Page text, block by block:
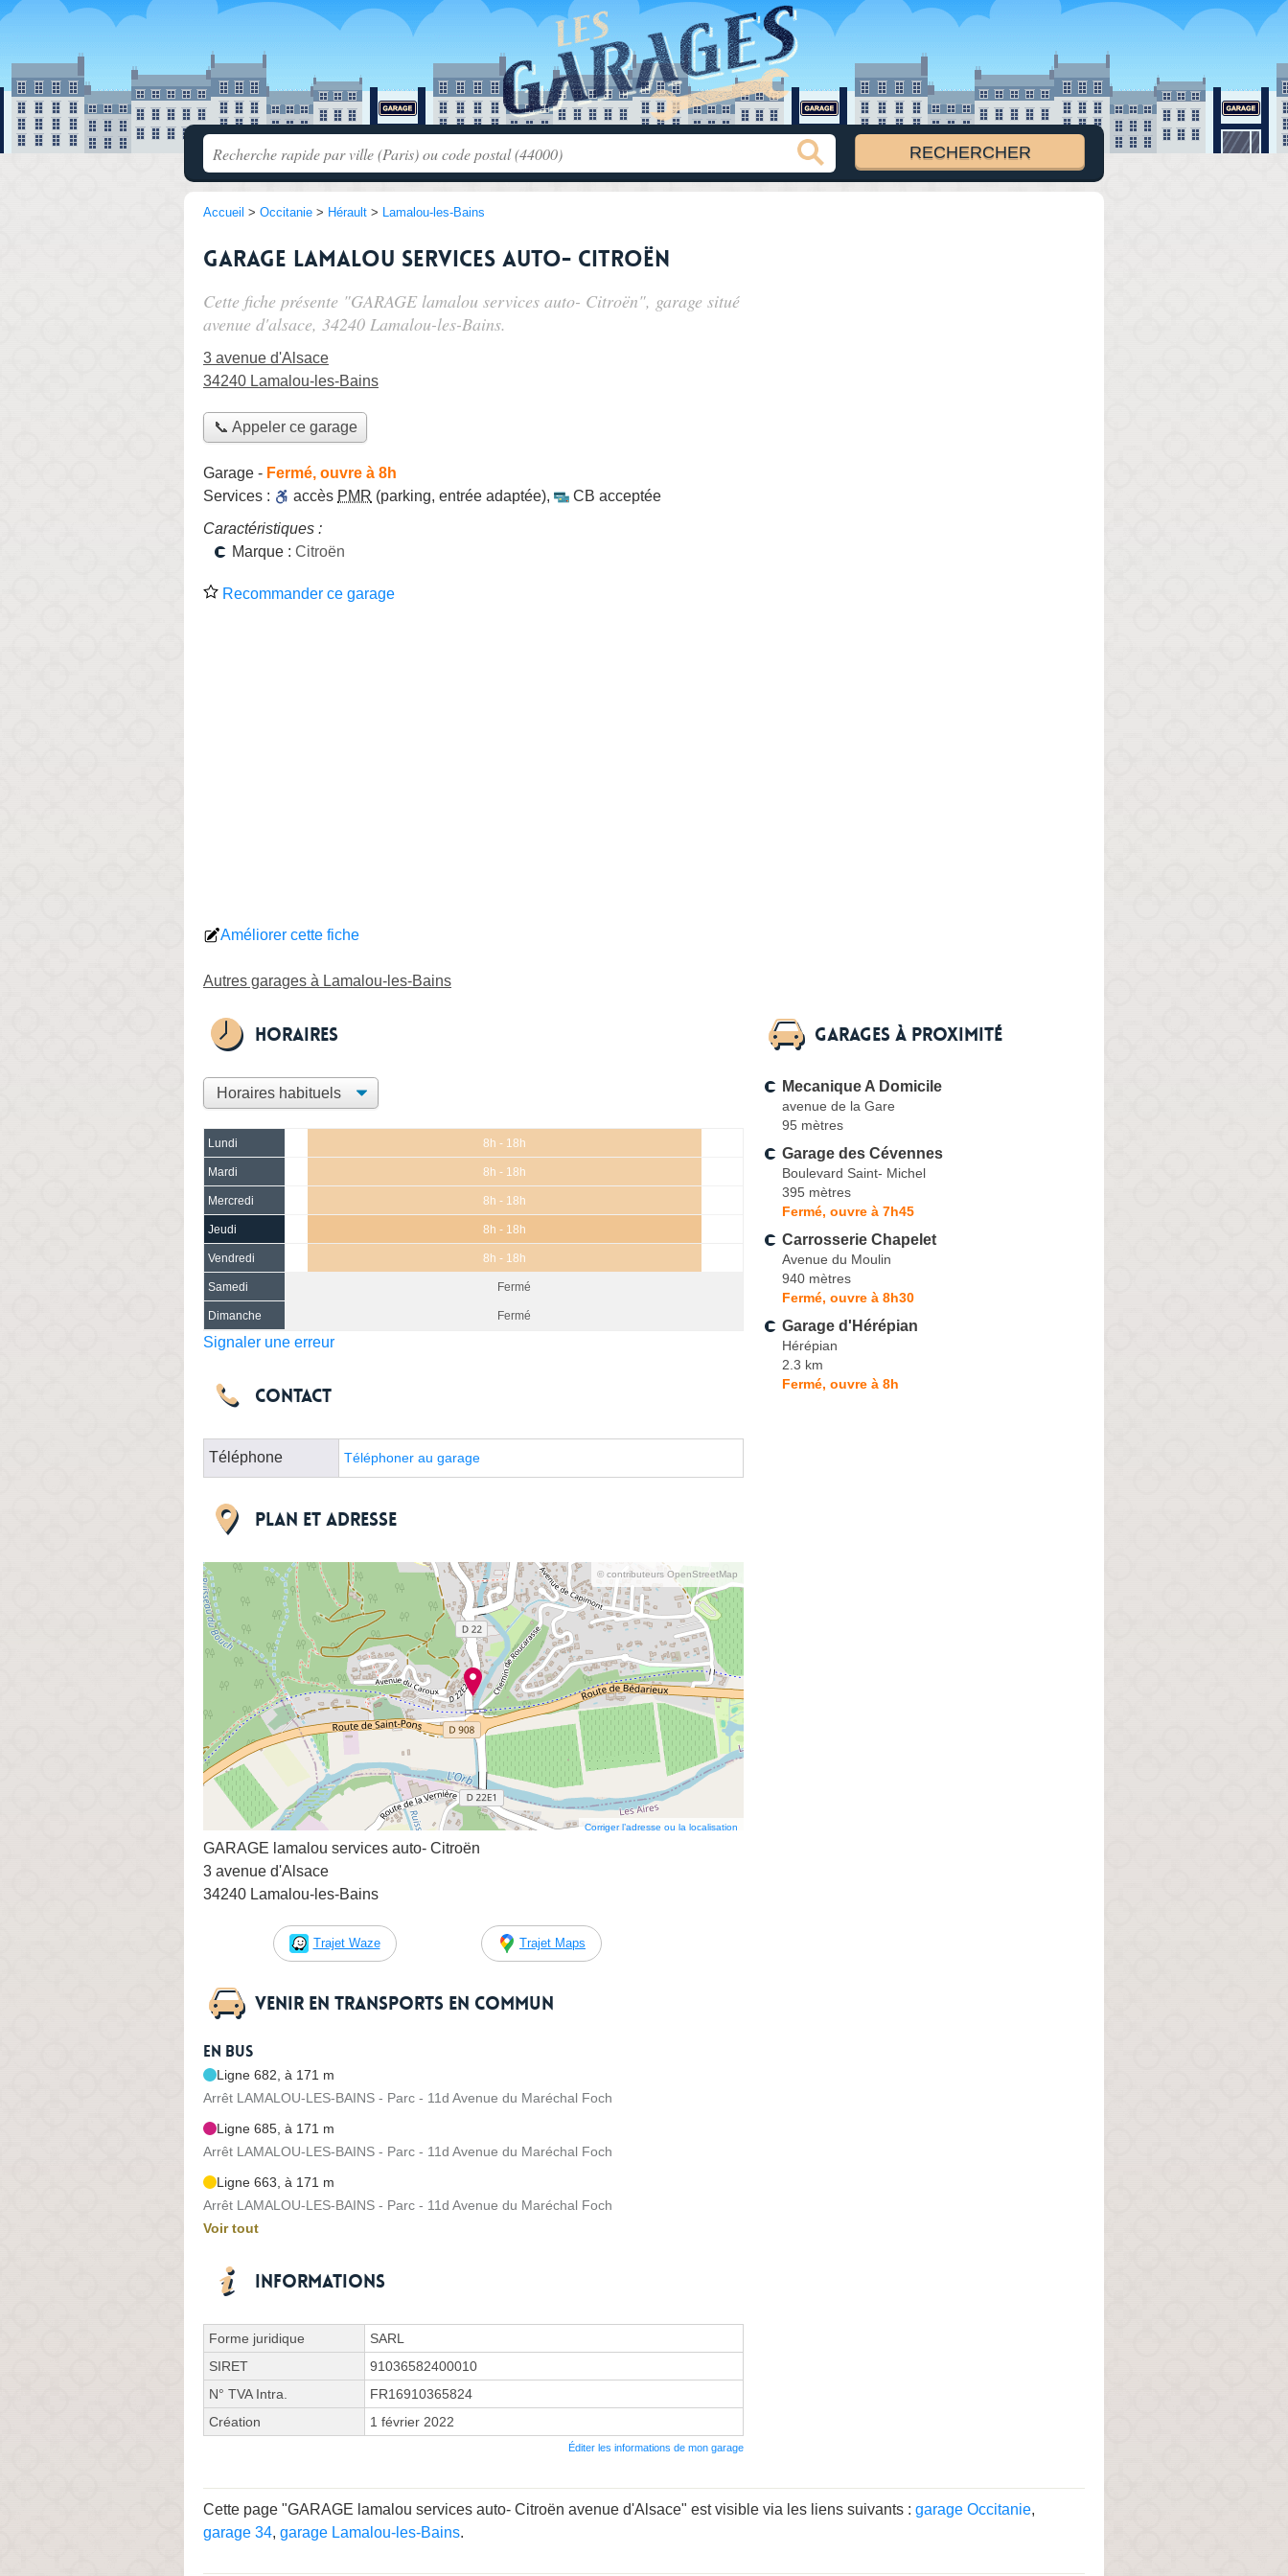
Accueil > Occitanie > Hérault > Lamalou-les-Bains
GARAGE lamalou services auto- Citroën
Cette fiche présente "GARAGE lamalou services auto- Citroën", garage situé
avenue d'alsace, 34240 Lamalou-les-Bains.
3 avenue d'Alsace
34240 Lamalou-les-Bains
📞 Appeler ce garage
Garage - Fermé, ouvre à 8h
Services :
accès PMR (parking, entrée adaptée),
CB acceptée
Caractéristiques :
Marque : Citroën
Recommander ce garage
Améliorer cette fiche
Autres garages à Lamalou-les-Bains
Horaires
Lundi 8h - 18h
Mardi 8h - 18h
Mercredi 8h - 18h
Jeudi 8h - 18h
Vendredi 8h - 18h
Samedi Fermé
Dimanche Fermé
Signaler une erreur
Contact
Téléphone Téléphoner au garage
Plan et adresse
© contributeurs OpenStreetMap
Corriger l’adresse ou la localisation
GARAGE lamalou services auto- Citroën
3 avenue d'Alsace
34240 Lamalou-les-Bains
Trajet Waze Trajet Maps
Venir en transports en commun
En bus
Ligne 682, à 171 m
Arrêt LAMALOU-LES-BAINS - Parc - 11d Avenue du Maréchal Foch
Ligne 685, à 171 m
Arrêt LAMALOU-LES-BAINS - Parc - 11d Avenue du Maréchal Foch
Ligne 663, à 171 m
Arrêt LAMALOU-LES-BAINS - Parc - 11d Avenue du Maréchal Foch
Voir tout
Informations
Forme juridique
SARL
SIRET
91036582400010
N° TVA Intra.
FR16910365824
Création
1 février 2022
Éditer les informations de mon garage
Garages à proximité
Mecanique A Domicile
avenue de la Gare
95 mètres
Garage des Cévennes
Boulevard Saint- Michel
395 mètres
Fermé, ouvre à 7h45
Carrosserie Chapelet
Avenue du Moulin
940 mètres
Fermé, ouvre à 8h30
Garage d'Hérépian
Hérépian
2.3 km
Fermé, ouvre à 8h
Cette page "GARAGE lamalou services auto- Citroën avenue d'Alsace" est visible via les liens suivants : garage Occitanie,
garage 34, garage Lamalou-les-Bains.